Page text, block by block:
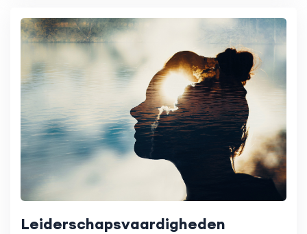
Leiderschapsvaardigheden